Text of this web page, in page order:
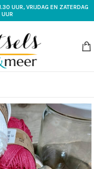
UUR, VRIJDAG EN ZATERDAG